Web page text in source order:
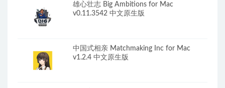
雄心壮志 Big Ambitions for Mac
v0.11.3542 中文原生版
中国式相亲 Matchmaking Inc for Mac
v1.2.4 中文原生版